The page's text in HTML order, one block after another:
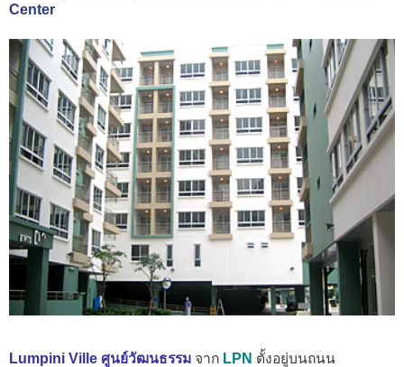
Center
Lumpini Ville ศูนย์วัฒนธรรม จาก LPN ตั้งอยู่บนถนน